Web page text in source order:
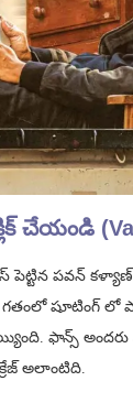
చేయండి
పవన్
గతంలో షూటింగ్ లో
ఫాన్స్
అలాంటిది.